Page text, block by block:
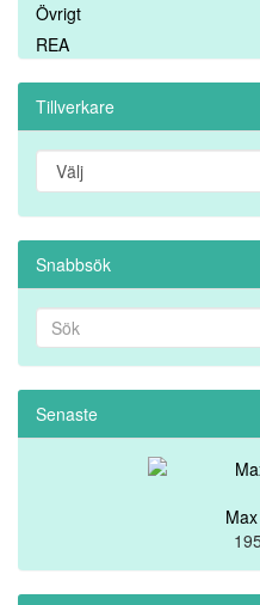
Övrigt
REA
Tillverkare
Snabbsök
Senaste